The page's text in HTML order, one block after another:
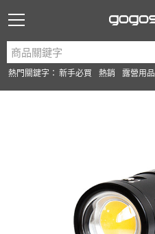
熱門關鍵字： 新手必買 熱銷 露營用品